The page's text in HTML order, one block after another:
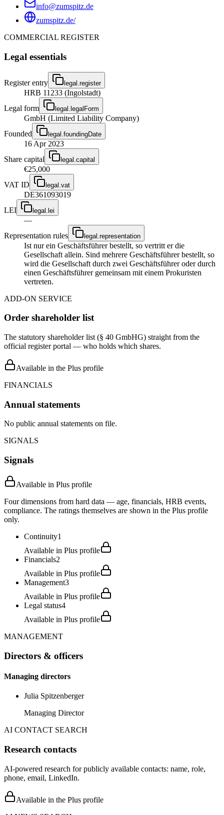
info@zumspitz.de
zumspitz.de/
COMMERCIAL REGISTER
Legal essentials
Register entry legal.register
HRB 11233 (Ingolstadt)
Legal form
legal.legalForm
GmbH (Limited Liability Company)
Founded
legal.foundingDate
16 Apr 2023
Share capital
legal.capital
€25,000
VAT ID
legal.vat
DE361093019
LEI
legal.lei
—
Representation rules
legal.representation
Ist nur ein Geschäftsführer bestellt, so vertritt er die
Gesellschaft allein. Sind mehrere Geschäftsführer bestellt, so
wird die Gesellschaft durch zwei Geschäftsführer oder durch
einen Geschäftsführer gemeinsam mit einem Prokuristen
vertreten.
ADD-ON SERVICE
Order shareholder list
The statutory shareholder list (§ 40 GmbHG) straight from the
official register portal — who holds which shares.
Available in the Plus profile
FINANCIALS
Annual statements
No public annual statements on file.
SIGNALS
Signals
Available in Plus profile
Four dimensions from hard data — age, financials, HRB events,
compliance. The ratings themselves are shown in the Plus profile
only.
Continuity1
Available in Plus profile
Financials2
Available in Plus profile
Management3
Available in Plus profile
Legal status4
Available in Plus profile
MANAGEMENT
Directors & officers
Managing directors
Julia Spitzenberger
Managing Director
AI CONTACT SEARCH
Research contacts
AI-powered research for publicly available contacts: name, role,
phone, email, LinkedIn.
Available in the Plus profile